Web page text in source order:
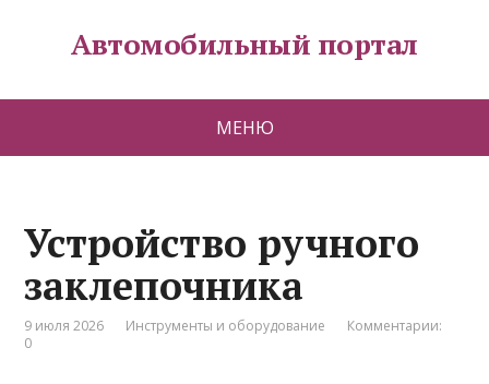
Автомобильный портал
МЕНЮ
Устройство ручного
заклепочника
9 июля 2026 Инструменты и оборудование
Комментарии:
0